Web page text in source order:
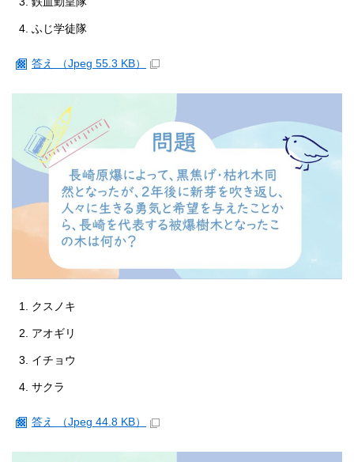
ふじ学徒隊
答え （Jpeg 55.3 KB）
クスノキ
アオギリ
イチョウ
サクラ
答え （Jpeg 44.8 KB）